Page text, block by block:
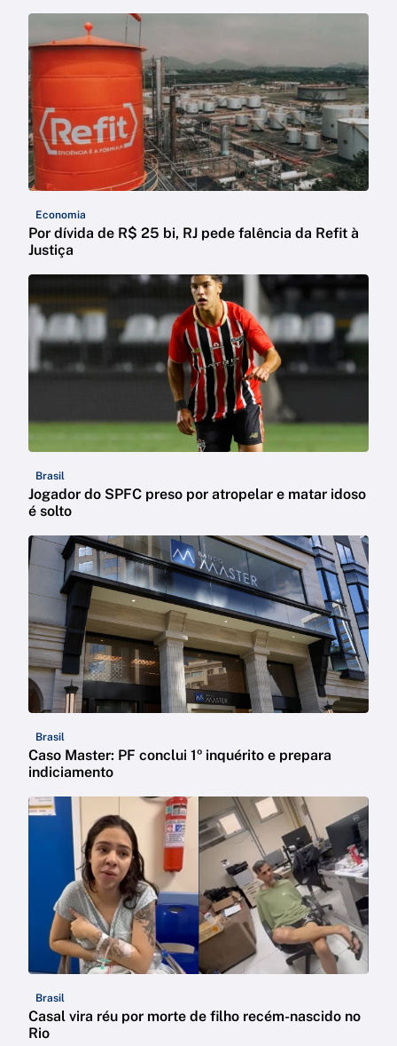
Economia
Por dívida de R$ 25 bi, RJ pede falência da Refit à
Justiça
Brasil
Jogador do SPFC preso por atropelar e matar idoso
é solto
Brasil
Caso Master: PF conclui 1º inquérito e prepara
indiciamento
Brasil
Casal vira réu por morte de filho recém-nascido no
Rio